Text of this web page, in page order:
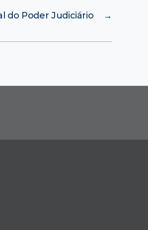
→
do Poder Judiciário